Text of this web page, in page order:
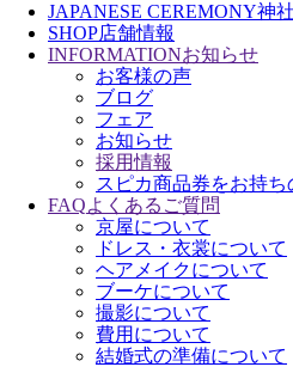
JAPANESE CEREMONY神
SHOP店舗情報
INFORMATIONお知らせ
お客様の声
ブログ
フェア
お知らせ
採用情報
スピカ商品券をお持
FAQよくあるご質問
京屋について
ドレス・衣裳について
ヘアメイクについて
ブーケについて
撮影について
費用について
結婚式の準備について